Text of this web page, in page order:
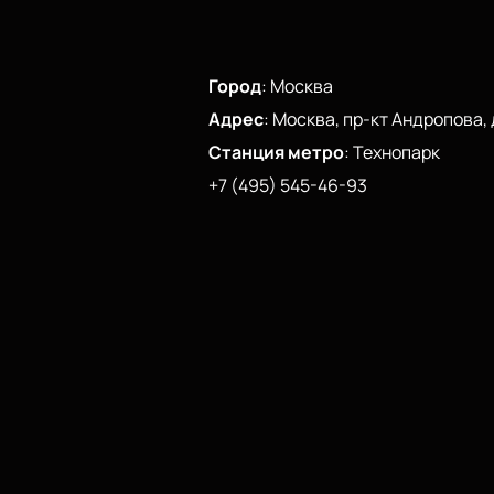
Город: Москва
Адрес: Москва, пр-кт Андропова,
Станция метро:Технопарк
+7 (495) 545-46-93